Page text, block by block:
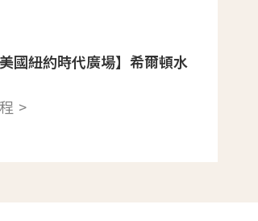
國紐約時代廣場】希爾頓水
>